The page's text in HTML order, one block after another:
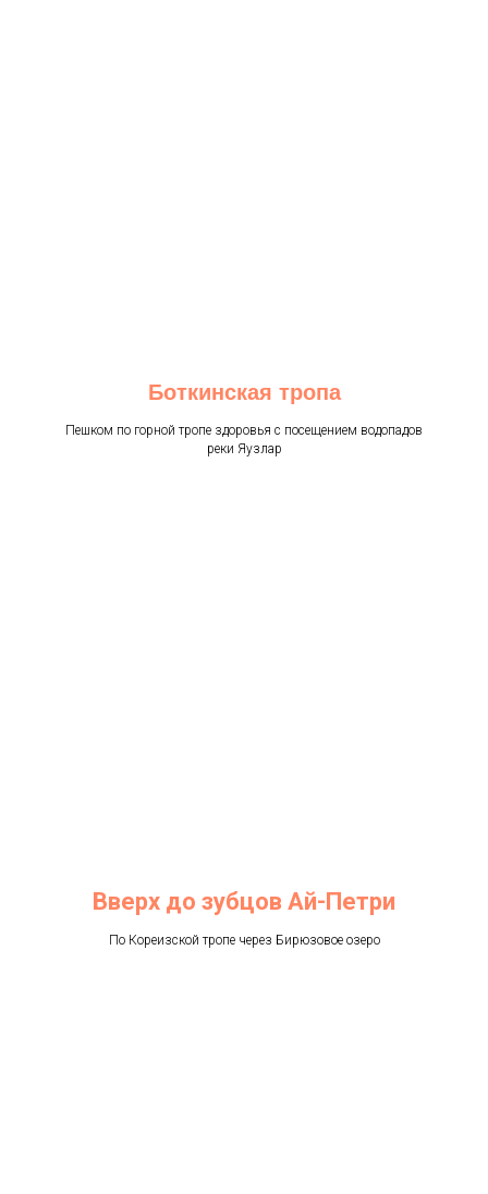
Боткинская тропа
Пешком по горной тропе здоровья с посещением водопадов
реки Яузлар
Вверх до зубцов Ай-Петри
По Кореизской тропе через Бирюзовое озеро